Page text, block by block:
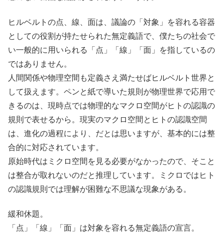
ヒルベルトの点、線、面は、議論の「対象」を容れる容器
としての役割が持たせられた無定義語で、僕たちの社会で
い一般的に用いられる「点」「線」「面」を指しているの
ではありません。
人間関係や物理空間も定義さえ満たせばヒルベルト世界と
して扱えます。ペンと紙で導いた規則が物理世界で応用で
きるのは、現時点では物理的なマクロ空間がヒトの認識の
規則で表せるから。現実のマクロ空間とヒトの認識空間
は、進化の過程により、だとは思いますが、基本的には整
合的に対応されています。
原始時代はミクロ空間を見る必要がなかったので、そこと
は整合が取れないのだと推理しています。ミクロではヒト
の認識規則では理解が困難な不思議な現象がある。
緩和休題。
「点」「線」「面」は対象を容れる無定義語の宣言。